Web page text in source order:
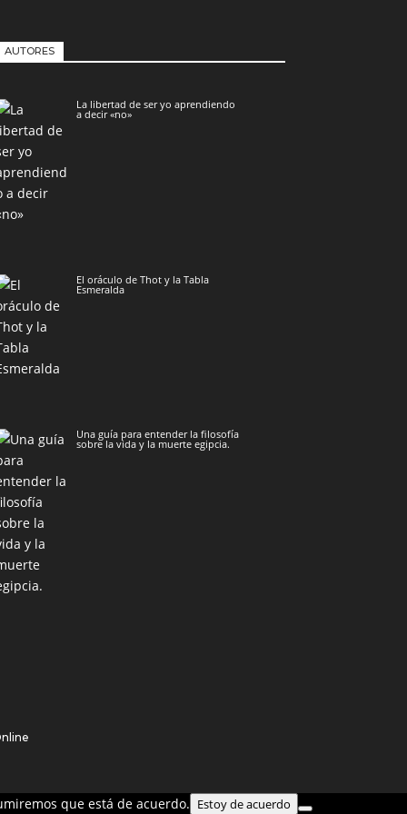
AUTORES
La libertad de ser yo aprendiendo
a decir «no»
El oráculo de Thot y la Tabla
Esmeralda
Una guía para entender la filosofía
sobre la vida y la muerte egipcia.
que está de acuerdo. Estoy de acuerdo